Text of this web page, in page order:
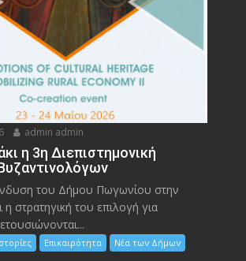
admin admin
η 3η Διεπιστημονική
του Δήμου Πωγωνίου στην
η στρατηγική του επιλογή για
Επικαιρότητα Νέα των Δήμων